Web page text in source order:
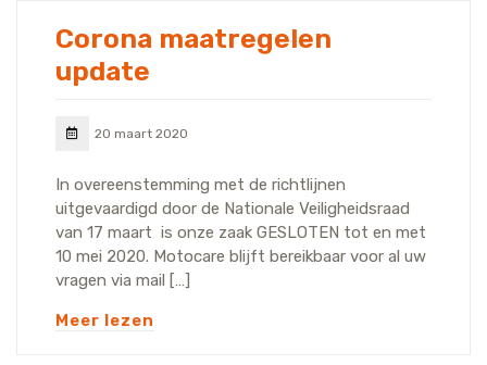
Corona maatregelen
update
20 maart 2020
In overeenstemming met de richtlijnen
uitgevaardigd door de Nationale Veiligheidsraad
van 17 maart is onze zaak GESLOTEN tot en met
10 mei 2020. Motocare blijft bereikbaar voor al uw
vragen via mail […]
Meer lezen